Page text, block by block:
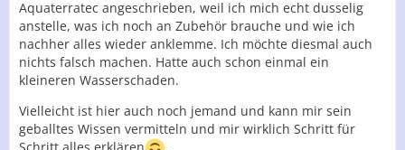
Aquaterratec angeschrieben, weil ich mich echt dusselig
anstelle, was ich noch an Zubehör brauche und wie ich
nachher alles wieder anklemme. Ich möchte diesmal auch
nichts falsch machen. Hatte auch schon einmal ein
kleineren Wasserschaden.
Vielleicht ist hier auch noch jemand und kann mir sein
geballtes Wissen vermitteln und mir wirklich Schritt für